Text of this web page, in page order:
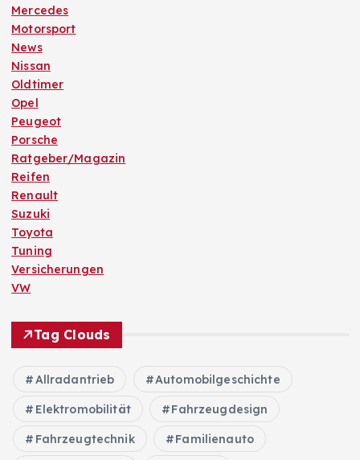
Mercedes
Motorsport
News
Nissan
Oldtimer
Opel
Peugeot
Porsche
Ratgeber/Magazin
Reifen
Renault
Suzuki
Toyota
Tuning
Versicherungen
VW
Tag Clouds
Allradantrieb Automobilgeschichte
Elektromobilität Fahrzeugdesign
Fahrzeugtechnik Familienauto